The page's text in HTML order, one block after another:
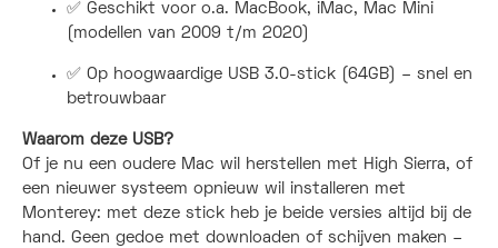
✅ Geschikt voor o.a. MacBook, iMac, Mac Mini
(modellen van 2009 t/m 2020)
✅ Op hoogwaardige USB 3.0-stick (64GB) – snel en
betrouwbaar
Waarom deze USB?
Of je nu een oudere Mac wil herstellen met High Sierra, of
een nieuwer systeem opnieuw wil installeren met
Monterey: met deze stick heb je beide versies altijd bij de
hand. Geen gedoe met downloaden of schijven maken –